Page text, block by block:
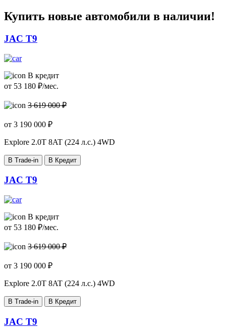
Купить новые автомобили в наличии!
JAC T9
В кредит
от 53 180 ₽/мес.
3 619 000 ₽
от 3 190 000 ₽
Explore 2.0T 8AT (224 л.с.) 4WD
В Trade-in В Кредит
JAC T9
В кредит
от 53 180 ₽/мес.
3 619 000 ₽
от 3 190 000 ₽
Explore 2.0T 8AT (224 л.с.) 4WD
В Trade-in В Кредит
JAC T9